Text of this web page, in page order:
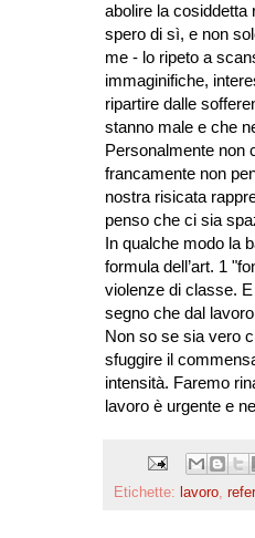
abolire la
spero di sì, e non
me - lo ripeto a
immaginifiche,
ripartire dalle
stanno male e che
Personalmente non
francamente non
nostra risicata
penso che ci sia
In qualche modo la
formula dell’art. 1
violenze di classe.
segno che dal
Non so se sia vero
sfuggire il
intensità. Faremo
lavoro è urgente e
Etichette: lavoro,